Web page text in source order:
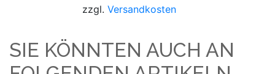
zzgl. Versandkosten
SIE KÖNNTEN AUCH AN